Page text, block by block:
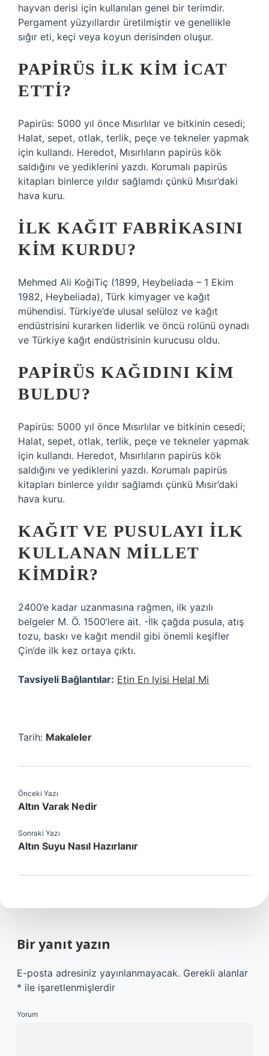
hayvan derisi için kullanılan genel bir terimdir.
Pergament yüzyıllardır üretilmiştir ve genellikle
sığır eti, keçi veya koyun derisinden oluşur.
PAPIRÜS ILK KIM ICAT
ETTI?
Papirüs: 5000 yıl önce Mısırlılar ve bitkinin cesedi;
Halat, sepet, otlak, terlik, peçe ve tekneler yapmak
için kullandı. Heredot, Mısırlıların papirüs kök
saldığını ve yediklerini yazdı. Korumalı papirüs
kitapları binlerce yıldır sağlamdı çünkü Mısır’daki
hava kuru.
İLK KAĞIT FABRIKASINI
KIM KURDU?
Mehmed Ali KoğiTiç (1899, Heybeliada – 1 Ekim
1982, Heybeliada), Türk kimyager ve kağıt
mühendisi. Türkiye’de ulusal selüloz ve kağıt
endüstrisini kurarken liderlik ve öncü rolünü oynadı
ve Türkiye kağıt endüstrisinin kurucusu oldu.
PAPIRÜS KAĞIDINI KIM
BULDU?
Papirüs: 5000 yıl önce Mısırlılar ve bitkinin cesedi;
Halat, sepet, otlak, terlik, peçe ve tekneler yapmak
için kullandı. Heredot, Mısırlıların papirüs kök
saldığını ve yediklerini yazdı. Korumalı papirüs
kitapları binlerce yıldır sağlamdı çünkü Mısır’daki
hava kuru.
KAĞIT VE PUSULAYI ILK
KULLANAN MILLET
KIMDIR?
2400’e kadar uzanmasına rağmen, ilk yazılı
belgeler M. Ö. 1500’lere ait. -İlk çağda pusula, atış
tozu, baskı ve kağıt mendil gibi önemli keşifler
Çin’de ilk kez ortaya çıktı.
Tavsiyeli Bağlantılar: Etin En Iyisi Helal Mi
Tarih: Makaleler
Önceki Yazı
Altın Varak Nedir
Sonraki Yazı
Altın Suyu Nasıl Hazırlanır
Bir yanıt yazın
E-posta adresiniz yayınlanmayacak. Gerekli alanlar
* ile işaretlenmişlerdir
Yorum